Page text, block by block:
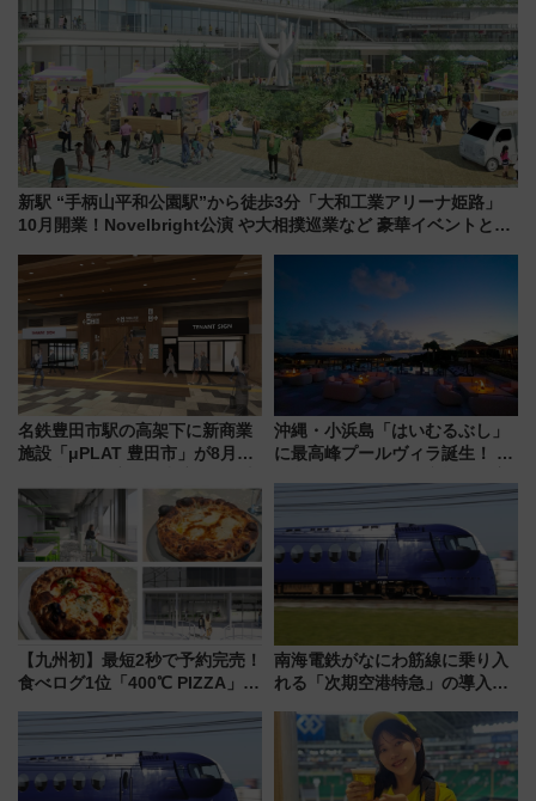
新駅 “手柄山平和公園駅”から徒歩3分「大和工業アリーナ姫路」
10月開業！Novelbright公演 や大相撲巡業など 豪華イベントとア
名鉄豊田市駅の高架下に新商業
施設「μPLAT 豊田市」が8月26
たな玄関口へ
沖縄・小浜島「はいむるぶし」
に最高峰プールヴィラ誕生！ 石
美旅「何もしない贅沢」を体験
してみない？
【九州初】最短2秒で予約完売！
食べログ1位「400℃ PIZZA」が
プン。もつ鍋風など限定メニュ
南海電鉄がなにわ筋線に乗り入
れる「次期空港特急」の導入を
日本初の鉄道デザイン